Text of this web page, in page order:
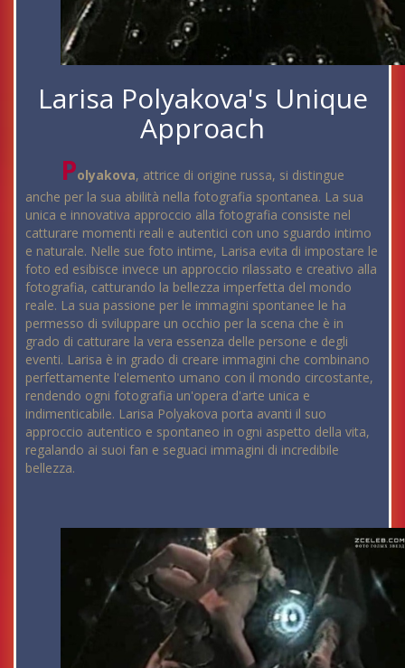
Larisa Polyakova's Unique
Approach
Polyakova, attrice di origine russa, si distingue
anche per la sua abilità nella fotografia spontanea. La sua
unica e innovativa approccio alla fotografia consiste nel
catturare momenti reali e autentici con uno sguardo intimo
e naturale. Nelle sue foto intime, Larisa evita di impostare le
foto ed esibisce invece un approccio rilassato e creativo alla
fotografia, catturando la bellezza imperfetta del mondo
reale. La sua passione per le immagini spontanee le ha
permesso di sviluppare un occhio per la scena che è in
grado di catturare la vera essenza delle persone e degli
eventi. Larisa è in grado di creare immagini che combinano
perfettamente l'elemento umano con il mondo circostante,
rendendo ogni fotografia un'opera d'arte unica e
indimenticabile. Larisa Polyakova porta avanti il suo
approccio autentico e spontaneo in ogni aspetto della vita,
regalando ai suoi fan e seguaci immagini di incredibile
bellezza.